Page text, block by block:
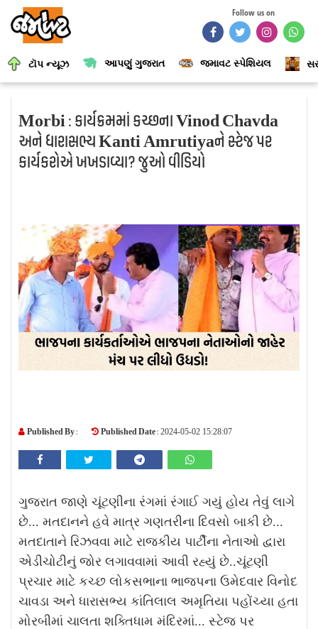
Follow us on
ટૉપ ન્યૂઝ આપણું ગુજરાત જમાવટ સ્પેશિયલ
Morbi : કાર્યક્રમમાં કચ્છના Vinod Chavda
અને ધારાસભ્ય Kanti Amrutiyaને સ્ટેજ પર
કાર્યકરોએ ખખડાવ્યા? જુઓ વીડિયો
Published By : Published Date : 2024-05-02 15:28:07
ગુજરાત જાણે ચૂંટણીના રંગમાં રંગાઈ ગયું હોય તેવું લાગે
છે... મતદાનને હવે માત્ર ગણતરીના દિવસો બાકી છે...
મતદાતાને રિઝવવા માટે રાજકીય પાર્ટીના નેતાઓ દ્વારા
એડીચોટીનું જોર લગાવવામાં આવી રહ્યું છે..ચૂંટણી
પ્રચાર માટે કચ્છ લોકસભાના ભાજપના ઉમેદવાર વિનોદ
ચાવડા અને ધારાસભ્ય કાંતિલાલ અમૃતિયા પહોંચ્યા હતા
મોરબીમાં ચાલતા શક્તિધામ મંદિરમાં... સ્ટેજ પર